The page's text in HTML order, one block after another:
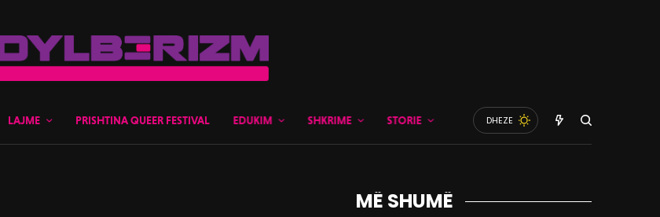
LAJME PRISHTINA QUEER FESTIVAL EDUKIM SHKRIME STORIE DHEZE
MË SHUMË